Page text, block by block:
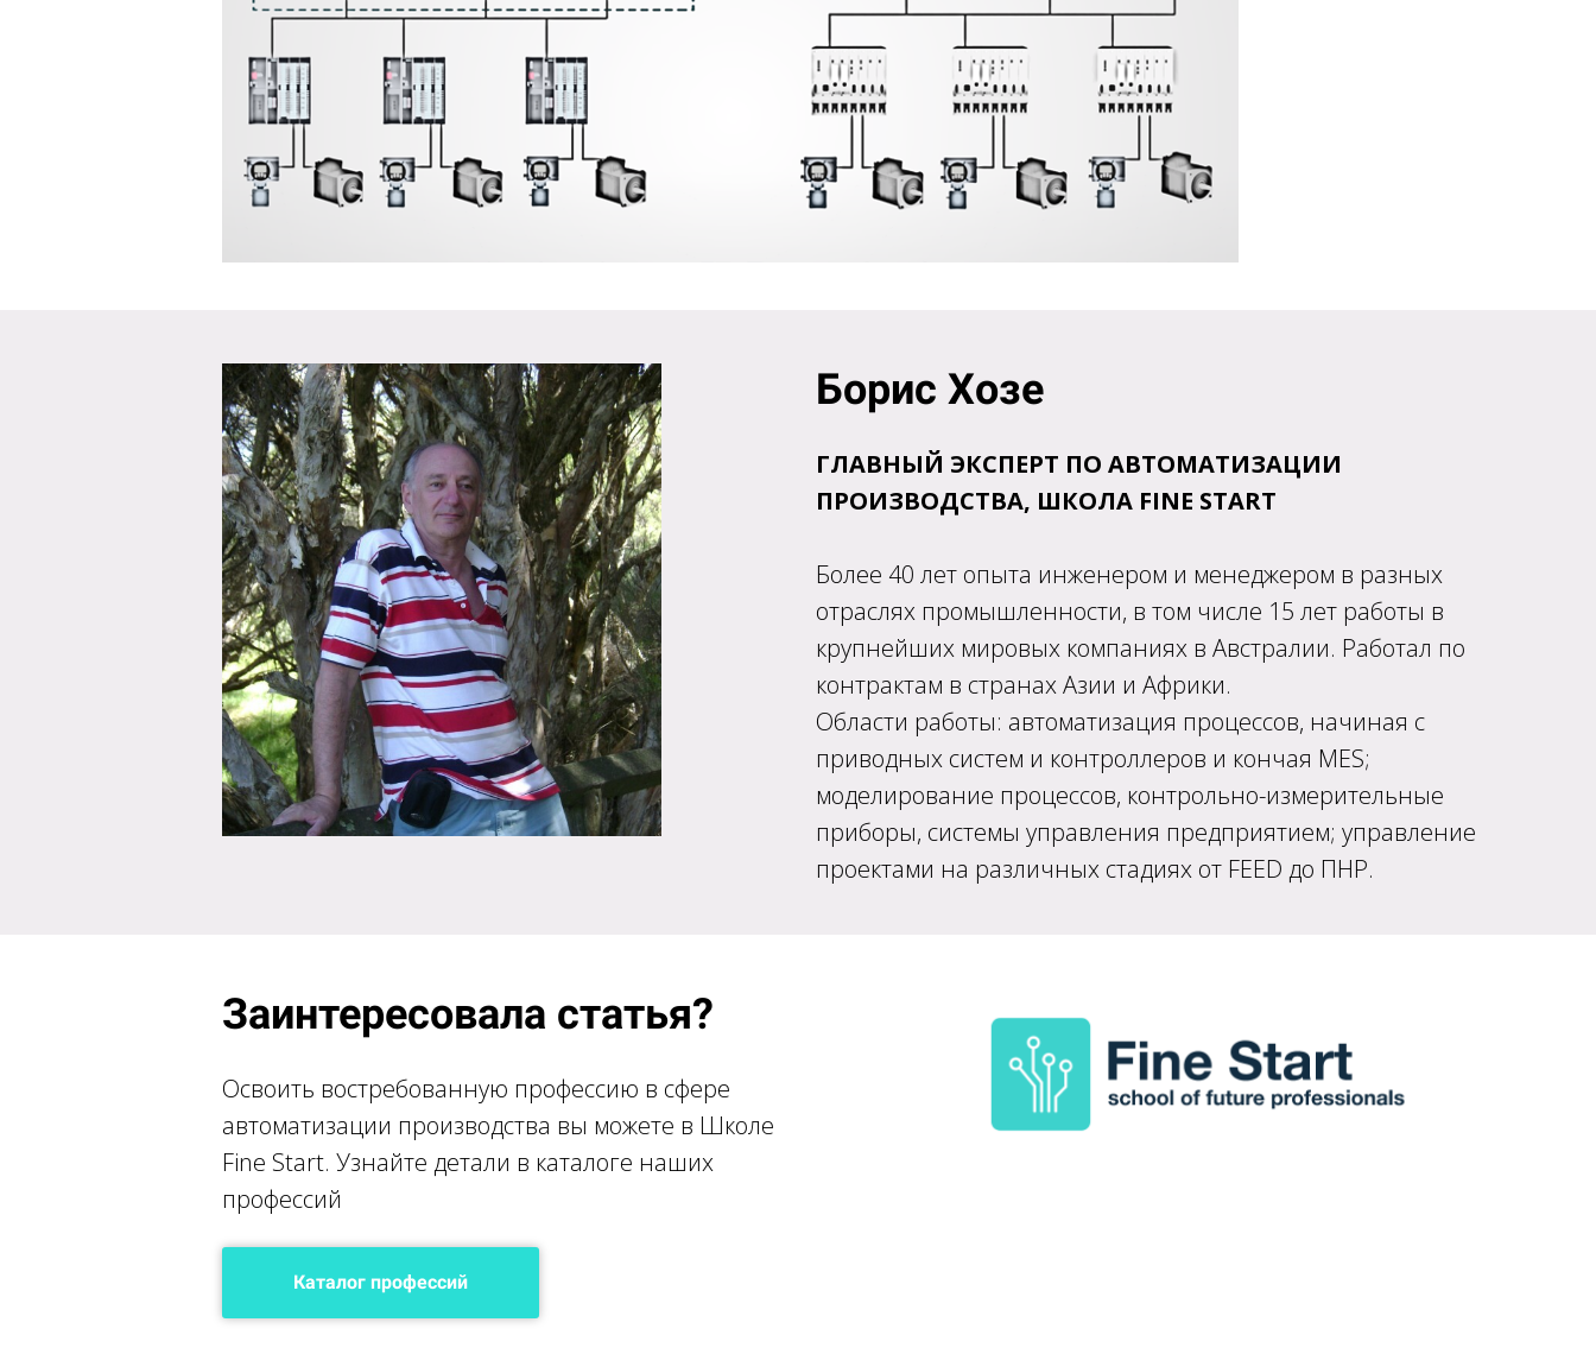
Борис Хозе
ГЛАВНЫЙ ЭКСПЕРТ ПО АВТОМАТИЗАЦИИ
ПРОИЗВОДСТВА, ШКОЛА FINE START
Более 40 лет опыта инженером и менеджером в разных
отраслях промышленности, в том числе 15 лет работы в
крупнейших мировых компаниях в Австралии. Работал по
контрактам в странах Азии и Африки.
Области работы: автоматизация процессов, начиная с
приводных систем и контроллеров и кончая MES;
моделирование процессов, контрольно-измерительные
приборы, системы управления предприятием; управление
проектами на различных стадиях от FEED до ПНР.
Заинтересовала статья?
Освоить востребованную профессию в сфере
автоматизации производства вы можете в Школе
Fine Start. Узнайте детали в каталоге наших
профессий
Каталог профессий